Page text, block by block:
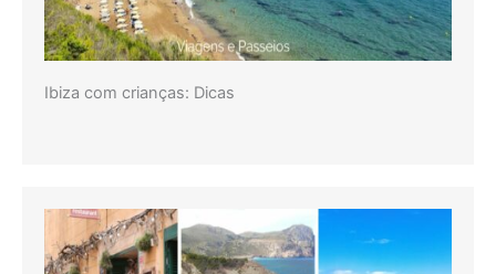
Ibiza com crianças: Dicas